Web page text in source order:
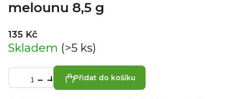
melounu 8,5 g
135 Kč
Skladem (>5 ks)
Přidat do košíku